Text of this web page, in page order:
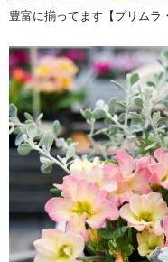
豊富に揃ってます【プリムラ